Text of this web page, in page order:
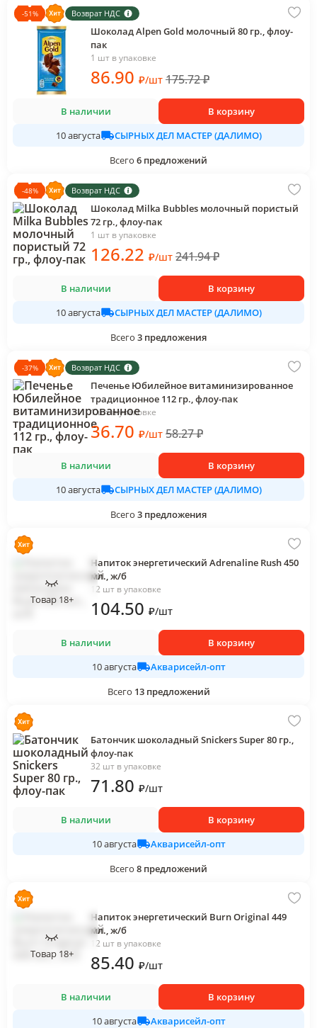
-51% Возврат НДС
Шоколад Alpen Gold молочный 80 гр., флоу-
пак
1 шт в упаковке
86.90 ₽/шт 175.72₽
В наличии
В корзину
10 августа
СЫРНЫХ ДЕЛ МАСТЕР (ДАЛИМО)
Всего 6 предложений
-48% Возврат НДС
Шоколад Milka Bubbles молочный пористый
72 гр., флоу-пак
1 шт в упаковке
126.22 ₽/шт 241.94₽
В наличии
В корзину
10 августа
СЫРНЫХ ДЕЛ МАСТЕР (ДАЛИМО)
Всего 3 предложения
-37% Возврат НДС
Печенье Юбилейное витаминизированное
традиционное 112 гр., флоу-пак
1 шт в упаковке
36.70 ₽/шт 58.27₽
В наличии
В корзину
10 августа
СЫРНЫХ ДЕЛ МАСТЕР (ДАЛИМО)
Всего 3 предложения
Товар 18+
Напиток энергетический Adrenaline Rush 450
мл., ж/б
12 шт в упаковке
104.50 ₽/шт
В наличии
В корзину
10 августа
Акварисейл-опт
Всего 13 предложений
Батончик шоколадный Snickers Super 80 гр.,
флоу-пак
32 шт в упаковке
71.80 ₽/шт
В наличии
В корзину
10 августа
Акварисейл-опт
Всего 8 предложений
Товар 18+
Напиток энергетический Burn Original 449
мл., ж/б
12 шт в упаковке
85.40 ₽/шт
В наличии
В корзину
10 августа
Акварисейл-опт